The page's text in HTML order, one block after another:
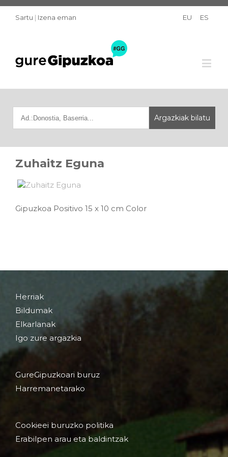
Sartu | Izena eman EU ES
Zuhaitz Eguna
Gipuzkoa Positivo 15 x 10 cm Color
Herriak
Bildumak
Elkarlanak
Igo zure argazkia
GureGipuzkoari buruz
Harremanetarako
Cookieei buruzko politika
Erabilpen arau eta baldintzak